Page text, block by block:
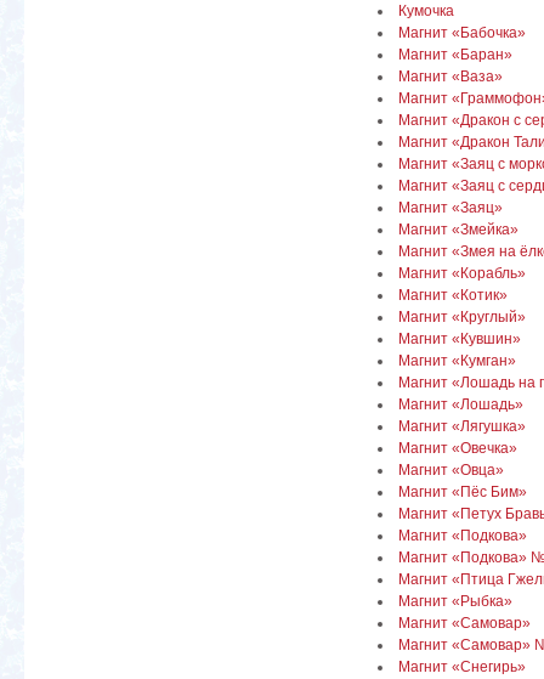
Кумочка
Магнит «Бабочка»
Магнит «Баран»
Магнит «Ваза»
Магнит
Магнит «Дракон с
Магнит «Дракон
Магнит «Заяц с
Магнит «Заяц с
Магнит «Заяц»
Магнит «Змейка»
Магнит «Змея на
Магнит «Корабль»
Магнит «Котик»
Магнит «Круглый»
Магнит «Кувшин»
Магнит «Кумган»
Магнит «Лошадь на
Магнит «Лошадь»
Магнит «Лягушка»
Магнит «Овечка»
Магнит «Овца»
Магнит «Пёс Бим»
Магнит «Петух
Магнит «Подкова»
Магнит «Подкова»
Магнит «Птица
Магнит «Рыбка»
Магнит «Самовар»
Магнит «Самовар»
Магнит «Снегирь»